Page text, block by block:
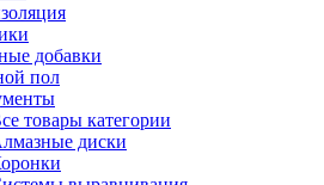
добавки
пол
товары категории
диски